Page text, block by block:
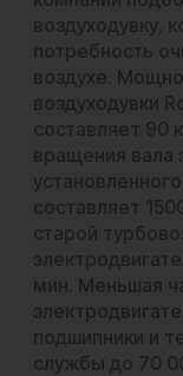
воздуходувку,
потребность
воздухе.
воздуходувки
составляет 90
вращения вала
составляет
старой
мин. Меньшая
подшипники и
службы до 70